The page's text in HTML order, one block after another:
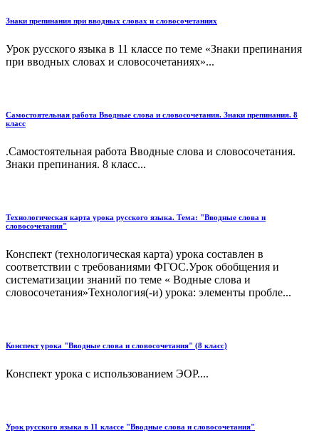
Знаки препинания при вводных словах и словосочетаниях
Урок русского языка в 11 классе по теме «Знаки препинания
при вводных словах и словосочетаниях»...
Самостоятельная работа Вводные слова и словосочетания. Знаки препинания. 8
класс
.Самостоятельная работа Вводные слова и словосочетания.
Знаки препинания. 8 класс...
Технологическая карта урока русского языка. Тема: "Вводные слова и
словосочетания"
Конспект (технологическая карта) урока составлен в
соответствии с требованиями ФГОС.Урок обобщения и
систематизации знаний по теме « Водные слова и
словосочетания»Технология(-и) урока: элементы пробле...
Конспект урока "Вводные слова и словосочетания" (8 класс)
Конспект урока с использованием ЭОР....
Урок русского языка в 11 классе "Вводные слова и словосочетания"